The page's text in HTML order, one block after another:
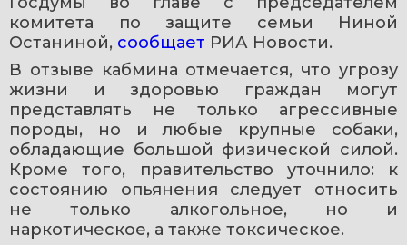
комитета по защите семьи Ниной
Останиной, сообщает РИА Новости.
В отзыве кабмина отмечается, что угрозу
жизни и здоровью граждан могут
представлять не только агрессивные
породы, но и любые крупные собаки,
обладающие большой физической силой.
Кроме того, правительство уточнило: к
состоянию опьянения следует относить
не только алкогольное, но и
наркотическое, а также токсическое.